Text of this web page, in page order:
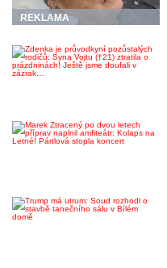
REKLAMA